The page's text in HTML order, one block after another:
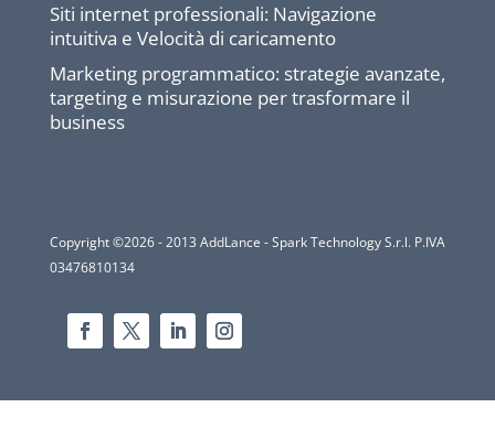
Siti internet professionali: Navigazione
intuitiva e Velocità di caricamento
Marketing programmatico: strategie avanzate,
targeting e misurazione per trasformare il
business
Copyright ©2026 - 2013 AddLance - Spark Technology S.r.l. P.IVA
03476810134